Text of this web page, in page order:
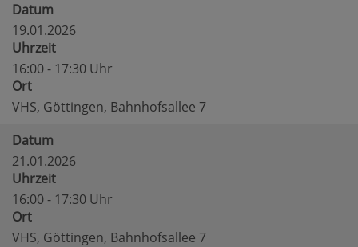
Datum
19.01.2026
Uhrzeit
16:00 - 17:30 Uhr
Ort
VHS, Göttingen, Bahnhofsallee 7
Datum
21.01.2026
Uhrzeit
16:00 - 17:30 Uhr
Ort
VHS, Göttingen, Bahnhofsallee 7